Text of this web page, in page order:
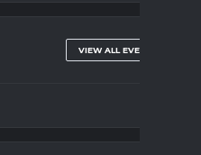
VIEW ALL EVENTS